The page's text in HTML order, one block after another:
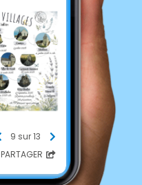
9 sur 13
PARTAGER